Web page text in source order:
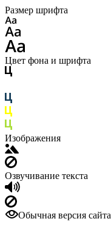
Размер шрифта
Цвет фона и шрифта
Изображения
Озвучивание текста
Обычная версия сайта